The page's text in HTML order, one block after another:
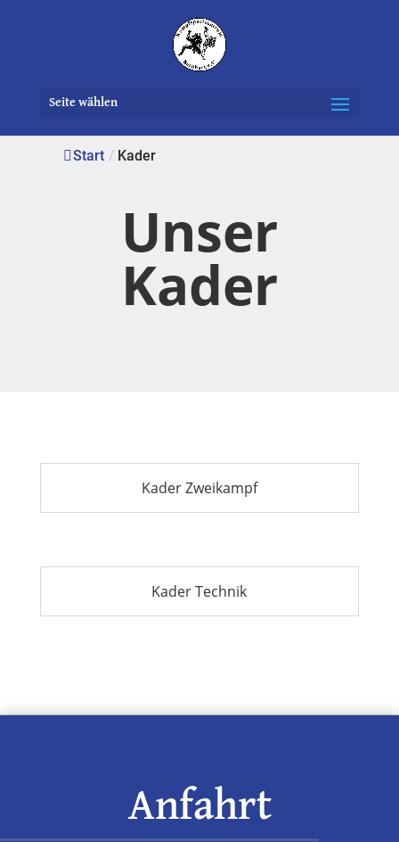
Seite wählen
Start / Kader
Unser
Kader
Kader Zweikampf
Kader Technik
Anfahrt